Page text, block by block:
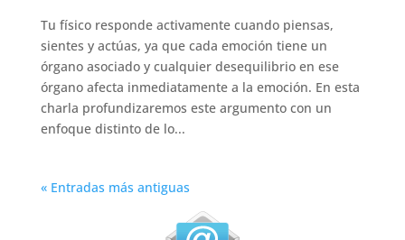
Tu físico responde activamente cuando piensas,
sientes y actúas, ya que cada emoción tiene un
órgano asociado y cualquier desequilibrio en ese
órgano afecta inmediatamente a la emoción. En esta
charla profundizaremos este argumento con un
enfoque distinto de lo...
« Entradas más antiguas